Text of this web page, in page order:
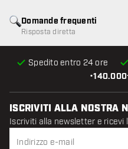
•
Spedito entro 24 ore
Domande frequenti
Risposta diretta
ISCRIVITI ALLA NOSTRA
Iscriviti alla newsletter e ricevi